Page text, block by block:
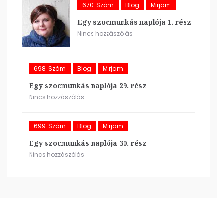
670. Szám Blog Mirjam
Egy szocmunkás naplója 1. rész
Nincs hozzászólás
698. Szám Blog Mirjam
Egy szocmunkás naplója 29. rész
Nincs hozzászólás
699. Szám Blog Mirjam
Egy szocmunkás naplója 30. rész
Nincs hozzászólás